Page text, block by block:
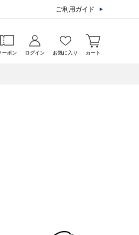
ご利用ガイド
ーポン ログイン お気に入り カート